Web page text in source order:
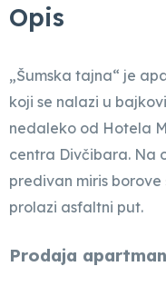
Opis
„Šumska tajna“ je
koji se nalazi u
nedaleko od Hotela
centra Divčibara. Na
predivan miris
prolazi asfaltni put.
Prodaja